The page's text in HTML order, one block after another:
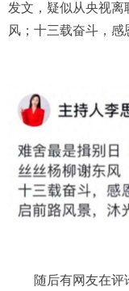
发文，疑似从央视离
风；十三载奋斗，感
随后有网友在评